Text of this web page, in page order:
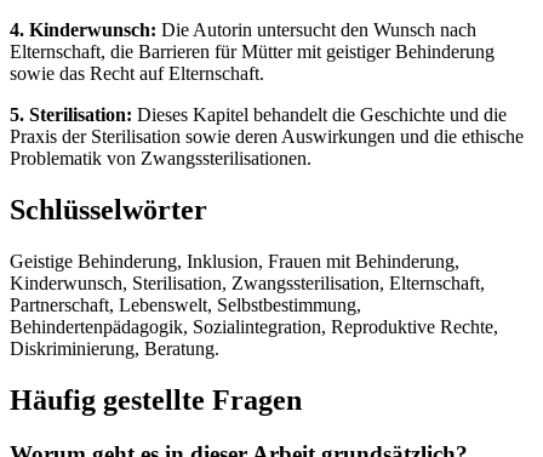
4. Kinderwunsch: Die Autorin untersucht den Wunsch nach
Elternschaft, die Barrieren für Mütter mit geistiger Behinderung
sowie das Recht auf Elternschaft.
5. Sterilisation: Dieses Kapitel behandelt die Geschichte und die
Praxis der Sterilisation sowie deren Auswirkungen und die ethische
Problematik von Zwangssterilisationen.
Schlüsselwörter
Geistige Behinderung, Inklusion, Frauen mit Behinderung,
Kinderwunsch, Sterilisation, Zwangssterilisation, Elternschaft,
Partnerschaft, Lebenswelt, Selbstbestimmung,
Behindertenpädagogik, Sozialintegration, Reproduktive Rechte,
Diskriminierung, Beratung.
Häufig gestellte Fragen